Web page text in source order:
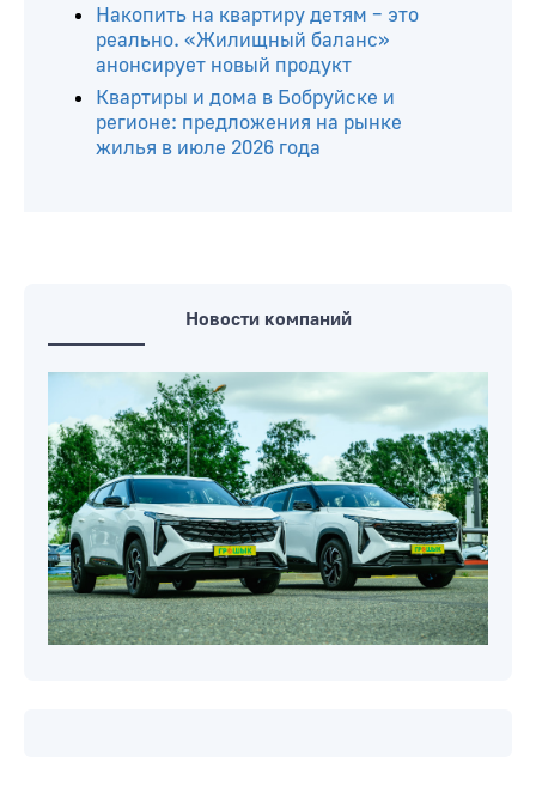
Накопить на квартиру детям – это
реально. «Жилищный баланс»
анонсирует новый продукт
Квартиры и дома в Бобруйске и
регионе: предложения на рынке
жилья в июле 2026 года
Новости компаний